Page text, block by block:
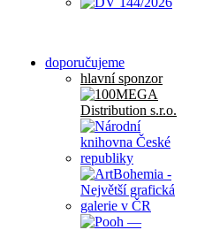
doporučujeme
hlavní sponzor